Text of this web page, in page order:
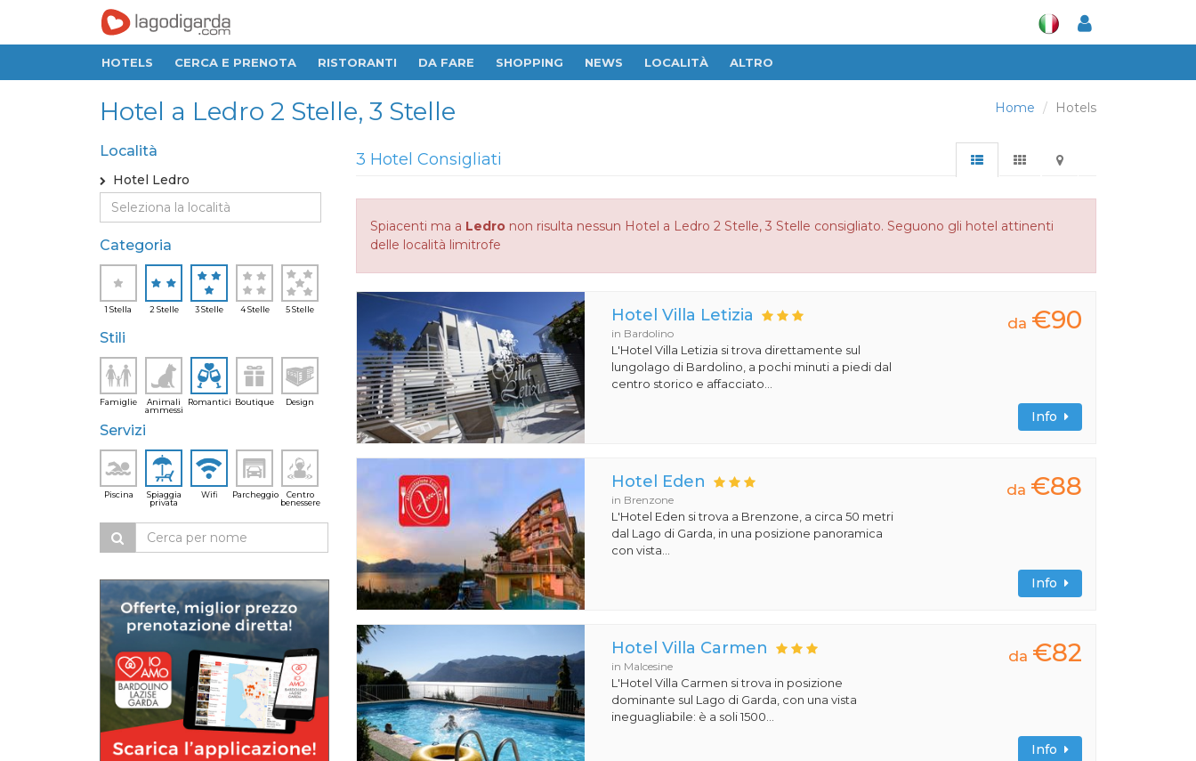
HOTELS CERCA E PRENOTA RISTORANTI DA FARE SHOPPING NEWS LOCALITÀ ALTRO
Home Hotels
Hotel a Ledro 2 Stelle, 3 Stelle
Località
Hotel Ledro
Categoria
1 Stella 2 Stelle 3 Stelle 4 Stelle 5 Stelle
Stili
Famiglie
Animali
ammessi
Romantici Boutique Design
Servizi
Piscina
Spiaggia
privata
Wifi Parcheggio
Centro
benessere
3 Hotel Consigliati
Spiacenti ma a Ledronon risulta nessun Hotel a Ledro 2 Stelle, 3 Stelle consigliato. Seguono gli hotel attinenti
delle località limitrofe
Hotel Villa Letizia
in Bardolino
L'Hotel Villa Letizia si trova direttamente sul
lungolago di Bardolino, a pochi minuti a piedi dal
centro storico e affacciato...
da €90
Info
Hotel Eden
in Brenzone
L'Hotel Eden si trova a Brenzone, a circa 50 metri
dal Lago di Garda, in una posizione panoramica
con vista...
da €88
Info
Hotel Villa Carmen
in Malcesine
L'Hotel Villa Carmen si trova in posizione
dominante sul Lago di Garda, con una vista
ineguagliabile: è a soli 1500...
da €82
Info